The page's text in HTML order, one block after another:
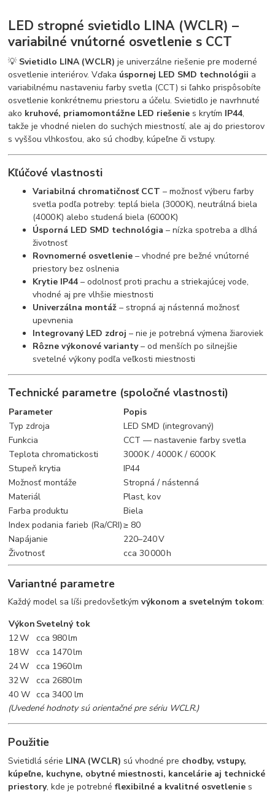
LED stropné svietidlo LINA (WCLR) –
variabilné vnútorné osvetlenie s CCT
💡 Svietidlo LINA (WCLR) je univerzálne riešenie pre moderné
osvetlenie interiérov. Vďaka úspornej LED SMD technológii a
variabilnému nastaveniu farby svetla (CCT) si ľahko prispôsobíte
osvetlenie konkrétnemu priestoru a účelu. Svietidlo je navrhnuté
ako kruhové, priamomontážne LED riešenie s krytím IP44,
takže je vhodné nielen do suchých miestností, ale aj do priestorov
s vyššou vlhkosťou, ako sú chodby, kúpeľne či vstupy.
Kľúčové vlastnosti
Variabilná chromatičnosť CCT – možnosť výberu farby
svetla podľa potreby: teplá biela (3000 K), neutrálná biela
(4000 K) alebo studená biela (6000 K)
Úsporná LED SMD technológia – nízka spotreba a dlhá
životnosť
Rovnomerné osvetlenie – vhodné pre bežné vnútorné
priestory bez oslnenia
Krytie IP44 – odolnosť proti prachu a striekajúcej vode,
vhodné aj pre vlhšie miestnosti
Univerzálna montáž – stropná aj nástenná možnosť
upevnenia
Integrovaný LED zdroj – nie je potrebná výmena žiaroviek
Rôzne výkonové varianty– od menších po silnejšie
svetelné výkony podľa veľkosti miestnosti
Technické parametre (spoločné vlastnosti)
Parameter
Popis
Typ zdroja
LED SMD (integrovaný)
Funkcia
CCT — nastavenie farby svetla
Teplota chromatickosti
3000 K / 4000 K / 6000 K
Stupeň krytia
IP44
Možnosť montáže
Stropná / nástenná
Materiál
Plast, kov
Farba produktu
Biela
Index podania farieb (Ra/CRI)≥ 80
Napájanie
220–240 V
Životnosť
cca 30 000 h
Variantné parametre
Každý model sa líši predovšetkýmvýkonom a svetelným tokom:
Výkon Svetelný tok
12 W
cca 980 lm
18 W
cca 1470 lm
24 W
cca 1960 lm
32 W
cca 2680 lm
40 W cca 3400 lm
(Uvedené hodnoty sú orientačné pre sériu WCLR.)
Použitie
Svietidlá série LINA (WCLR) sú vhodné pre chodby, vstupy,
kúpeľne, kuchyne, obytné miestnosti, kancelárie aj technické
priestory, kde je potrebnéflexibilné a kvalitné osvetlenie s